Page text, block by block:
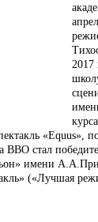
«Equus»,
ВВО стал
имени
(«Лучшая